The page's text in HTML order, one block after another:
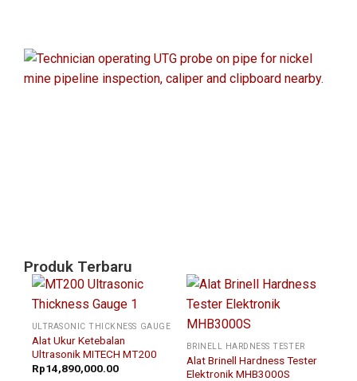
Produk Terbaru
ULTRASONIC THICKNESS GAUGE
Alat Ukur Ketebalan
Ultrasonik MITECH MT200
Rp14,890,000.00
BRINELL HARDNESS TESTER
Alat Brinell Hardness Tester
Elektronik MHB3000S